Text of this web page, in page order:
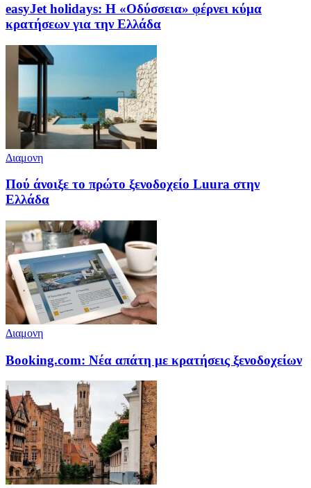
easyJet holidays: Η «Οδύσσεια» φέρνει κύμα
κρατήσεων για την Ελλάδα
Διαμονη
Πού άνοιξε το πρώτο ξενοδοχείο Luura στην
Ελλάδα
Διαμονη
Booking.com: Νέα απάτη με κρατήσεις ξενοδοχείων